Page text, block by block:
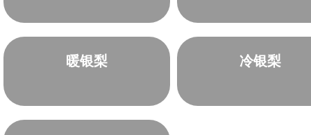
暖银梨 冷银梨